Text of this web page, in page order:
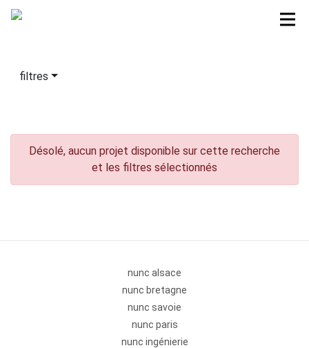
filtres
Désolé, aucun projet disponible sur cette recherche
et les filtres sélectionnés
nunc alsace
nunc bretagne
nunc savoie
nunc paris
nunc ingénierie